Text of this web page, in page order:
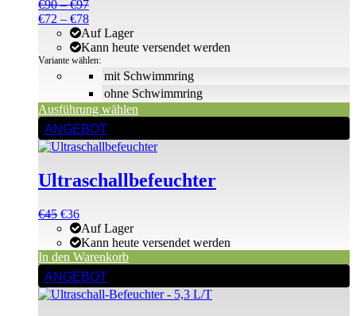
€90 –€97Preisspanne:
€90
bis
€97
€72 – €78Preisspanne:
€72
bis
€78
mit Schwimmring
ohne Schwimmring
Auf Lager
Kann heute versendet werden
Variante wählen:
Ausführung wählen
Optionen
können
der
ANGEBOT
Ultraschallbefeuchter
Ursprünglicher
Preis
war:
€45
€45Aktueller
Preis
ist:
€45.
€36
Auf Lager
Kann heute versendet werden
In den Warenkorb
ANGEBOT
Dieses
Produkt
weist